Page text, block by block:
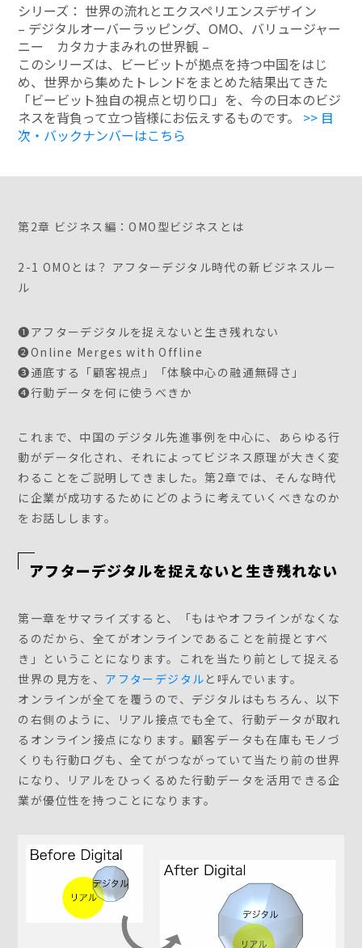
シリーズ： 世界の流れとエクスペリエンスデザイン
– デジタルオーバーラッピング、OMO、バリュージャー
ニー カタカナまみれの世界観 –
このシリーズは、ビービットが拠点を持つ中国をはじ
め、世界から集めたトレンドをまとめた結果出てきた
「ビービット独自の視点と切り口」を、今の日本のビジ
ネスを背負って立つ皆様にお伝えするものです。 >> 目
次・バックナンバーはこちら
第2章 ビジネス編：OMO型ビジネスとは
2-1 OMOとは？ アフターデジタル時代の新ビジネスルー
ル
❶アフターデジタルを捉えないと生き残れない
❷Online Merges with Offline
❸通底する「顧客視点」「体験中心の融通無碍さ」
❹行動データを何に使うべきか
これまで、中国のデジタル先進事例を中心に、あらゆる行
動がデータ化され、それによってビジネス原理が大きく変
わることをご説明してきました。第2章では、そんな時代
に企業が成功するためにどのように考えていくべきなのか
をお話しします。
アフターデジタルを捉えないと生き残れない
第一章をサマライズすると、「もはやオフラインがなくな
るのだから、全てがオンラインであることを前提とすべ
き」ということになります。これを当たり前として捉える
世界の見方を、 アフターデジタル と呼んでいます。
オンラインが全てを覆うので、デジタルはもちろん、以下
の右側のように、リアル接点でも全て、行動データが取れ
るオンライン接点になります。顧客データも在庫もモノづ
くりも行動ログも、全てがつながっていて当たり前の世界
になり、リアルをひっくるめた行動データを活用できる企
業が優位性を持つことになります。